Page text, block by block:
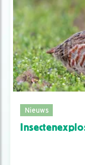
Nieuws